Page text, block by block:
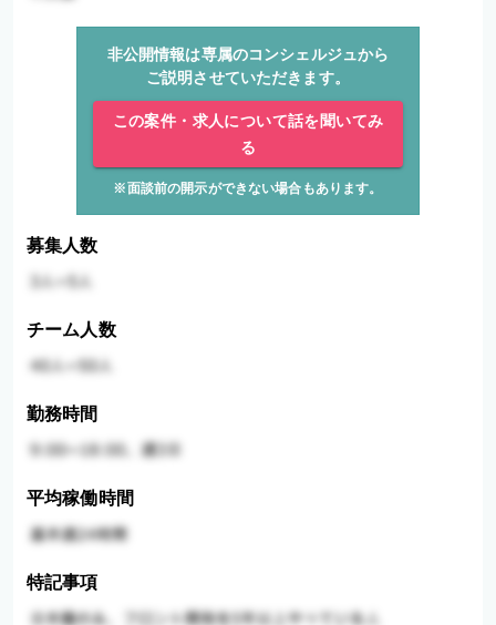
非公開情報は専属のコンシェルジュから
ご説明させていただきます。
この案件・求人について話を聞いてみ
る
※面談前の開示ができない場合もあります。
募集人数
チーム人数
勤務時間
平均稼働時間
特記事項